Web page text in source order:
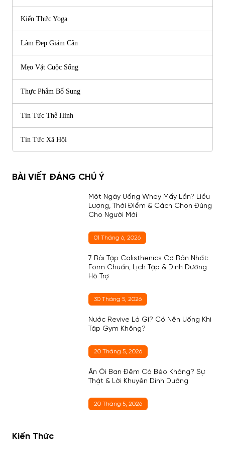
Kiến Thức Yoga
Làm Đẹp Giảm Cân
Mẹo Vặt Cuộc Sống
Thực Phẩm Bổ Sung
Tin Tức Thể Hình
Tin Tức Xã Hội
BÀI VIẾT ĐÁNG CHÚ Ý
Một Ngày Uống Whey Mấy Lần? Liều
Lượng, Thời Điểm & Cách Chọn Đúng
Cho Người Mới
01 Tháng 6, 2026
7 Bài Tập Calisthenics Cơ Bản Nhất:
Form Chuẩn, Lịch Tập & Dinh Dưỡng
Hỗ Trợ
30 Tháng 5, 2026
Nước Revive Là Gì? Có Nên Uống Khi
Tập Gym Không?
20 Tháng 5, 2026
Ăn Ổi Ban Đêm Có Béo Không? Sự
Thật & Lời Khuyên Dinh Dưỡng
20 Tháng 5, 2026
Kiến Thức